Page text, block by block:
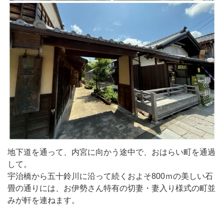
地下道を通って、内宮に向かう途中で、おはらい町を通過
して。
宇治橋から五十鈴川に沿って続くおよそ800ｍの美しい石
畳の通りには、お伊勢さん特有の切妻・妻入り様式の町並
みが軒を連ねます。